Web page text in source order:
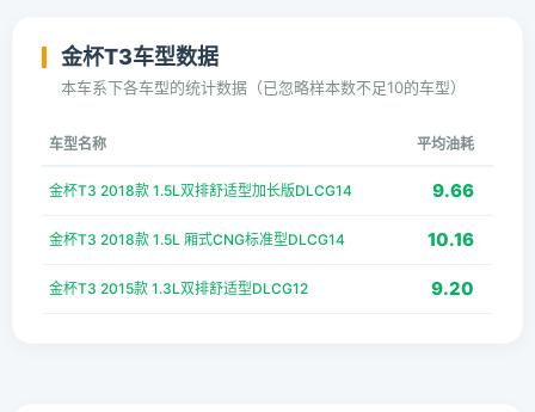
金杯T3车型数据
本车系下各车型的统计数据（已忽略样本数不足10的车型）
车型名称 平均油耗
金杯T3 2018款 1.5L双排舒适型加长版DLCG14 9.66
金杯T3 2018款 1.5L 厢式CNG标准型DLCG14 10.16
金杯T3 2015款 1.3L双排舒适型DLCG12 9.20